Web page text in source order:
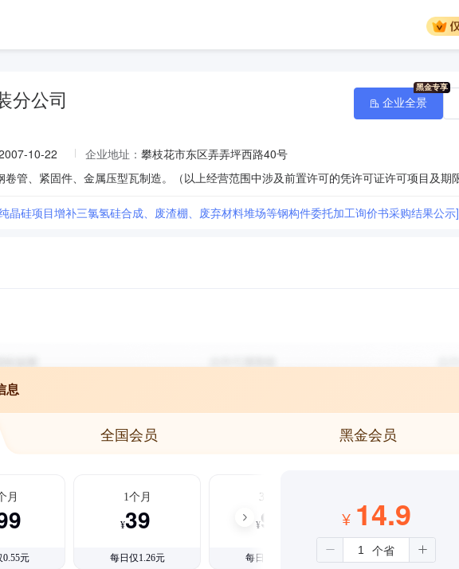
分公司
10-22 企业地址： 攀枝花市东区弄弄坪西路40号
晶硅项目增补三氯氢硅合成、废渣棚、废弃材料堆场等钢构件委托加工询价书采购结果公示]
企业全景
息
全国会员 黑金会员
月
元
1个月
¥39
每日仅1.26元
3个月
¥99
每日仅1.08元
¥ 14.9